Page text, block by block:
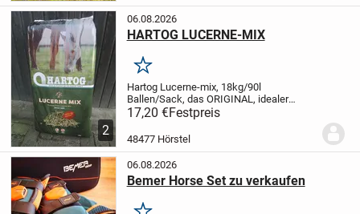
2
06.08.2026
HARTOG LUCERNE-MIX
Merken
Hartog Lucerne-mix, 18kg/90l
Ballen/Sack, das ORIGINAL, idealer
Raufutterersatz oder als gesunde Zugabe
Preis bei Abnahme von min. 21 Ballen
16,90 Euro/Stück inkl. MWSt und ab Lager
17,20 €Festpreis
48477 Hörstel
06.08.2026
Bemer Horse Set zu verkaufen